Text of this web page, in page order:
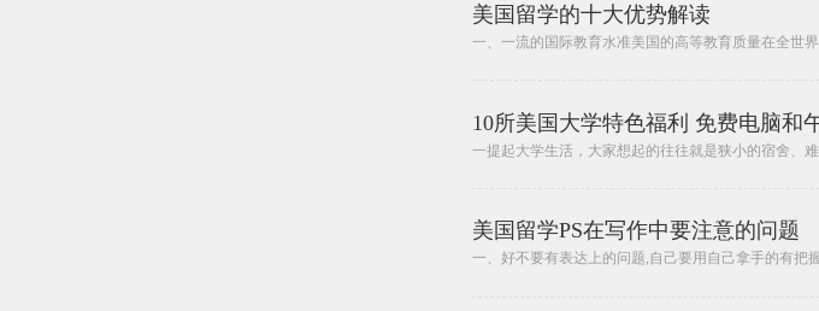
美国留学的十大优势解读
一、一流的国际教育水准美国的高等教育质量在全世
10所美国大学特色福利 免费电脑和
一提起大学生活，大家想起的往往就是狭小的宿舍、
美国留学PS在写作中要注意的问题
一、好不要有表达上的问题,自己要用自己拿手的有把